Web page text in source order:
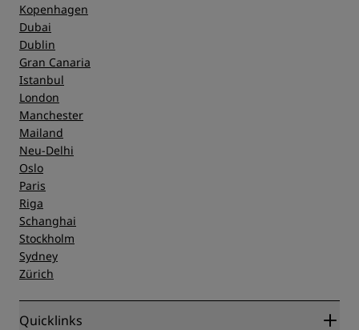
Kopenhagen
Dubai
Dublin
Gran Canaria
Istanbul
London
Manchester
Mailand
Neu-Delhi
Oslo
Paris
Riga
Schanghai
Stockholm
Sydney
Zürich
Quicklinks